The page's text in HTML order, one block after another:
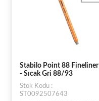
Stabilo Point 88 Fineliner
- Sıcak Gri 88/93
Stok Kodu :
ST0092507643